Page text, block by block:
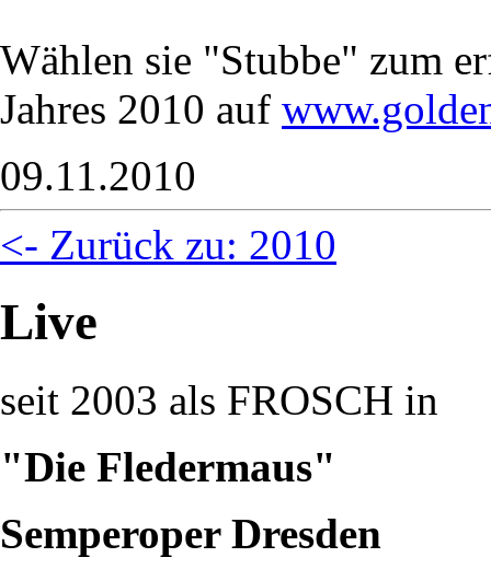
Wählen sie "Stubbe" zum
Jahres 2010 auf
09.11.2010
<- Zurück zu: 2010
Live
seit 2003 als FROSCH in
"Die Fledermaus"
Semperoper Dresden